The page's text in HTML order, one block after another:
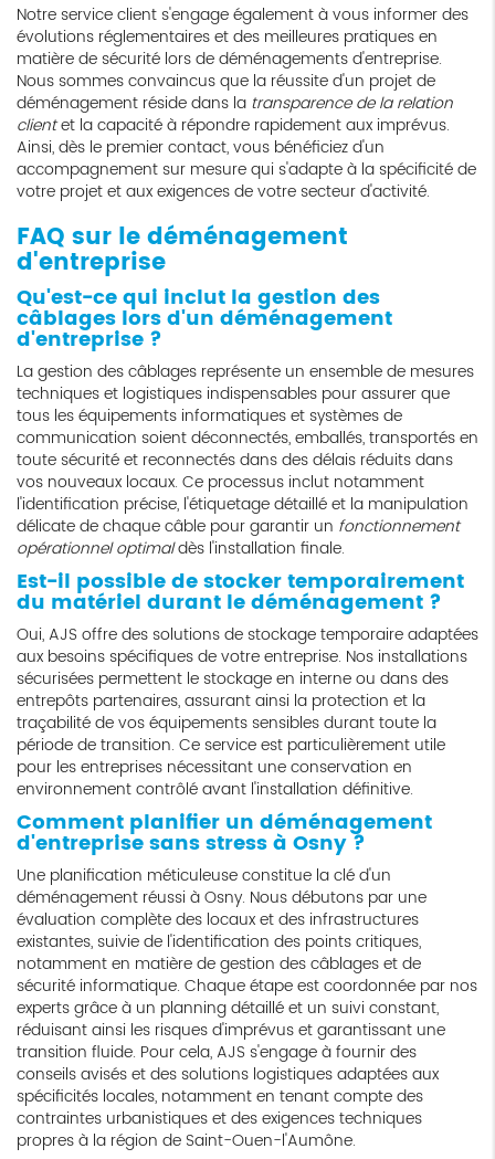
Notre service client s'engage également à vous informer des
évolutions réglementaires et des meilleures pratiques en
matière de sécurité lors de déménagements d'entreprise.
Nous sommes convaincus que la réussite d'un projet de
déménagement réside dans la transparence de la relation
clientet la capacité à répondre rapidement aux imprévus.
Ainsi, dès le premier contact, vous bénéficiez d'un
accompagnement sur mesure qui s'adapte à la spécificité de
votre projet et aux exigences de votre secteur d'activité.
FAQ sur le déménagement
d'entreprise
Qu'est-ce qui inclut la gestion des
câblages lors d'un déménagement
d'entreprise ?
La gestion des câblages représente un ensemble de mesures
techniques et logistiques indispensables pour assurer que
tous les équipements informatiques et systèmes de
communication soient déconnectés, emballés, transportés en
toute sécurité et reconnectés dans des délais réduits dans
vos nouveaux locaux. Ce processus inclut notamment
l'identification précise, l'étiquetage détaillé et la manipulation
délicate de chaque câble pour garantir un fonctionnement
opérationnel optimaldès l'installation finale.
Est-il possible de stocker temporairement
du matériel durant le déménagement ?
Oui, AJS offre des solutions de stockage temporaire adaptées
aux besoins spécifiques de votre entreprise. Nos installations
sécurisées permettent le stockage en interne ou dans des
entrepôts partenaires, assurant ainsi la protection et la
traçabilité de vos équipements sensibles durant toute la
période de transition. Ce service est particulièrement utile
pour les entreprises nécessitant une conservation en
environnement contrôlé avant l'installation définitive.
Comment planifier un déménagement
d'entreprise sans stress à Osny ?
Une planification méticuleuse constitue la clé d'un
déménagement réussi à Osny. Nous débutons par une
évaluation complète des locaux et des infrastructures
existantes, suivie de l'identification des points critiques,
notamment en matière de gestion des câblages et de
sécurité informatique. Chaque étape est coordonnée par nos
experts grâce à un planning détaillé et un suivi constant,
réduisant ainsi les risques d'imprévus et garantissant une
transition fluide. Pour cela, AJS s'engage à fournir des
conseils avisés et des solutions logistiques adaptées aux
spécificités locales, notamment en tenant compte des
contraintes urbanistiques et des exigences techniques
propres à la région de Saint-Ouen-l'Aumône.